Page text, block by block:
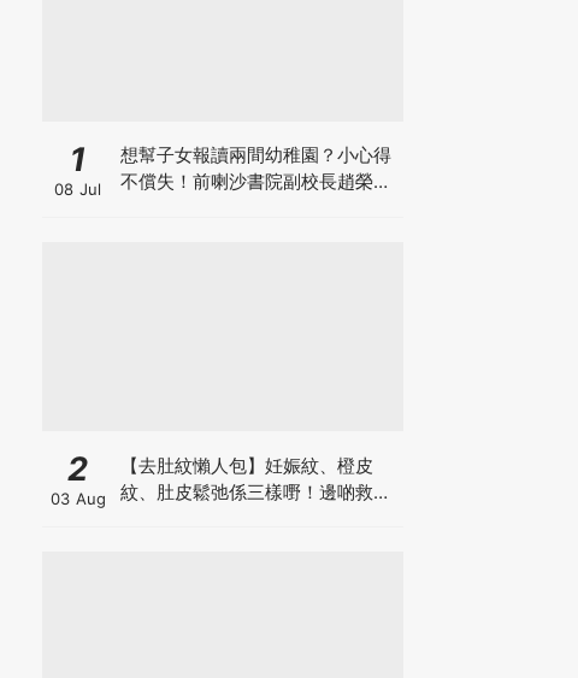
1
08 Jul
想幫子女報讀兩間幼稚園？小心得
不償失！前喇沙書院副校長趙榮
2
03 Aug
【去肚紋懶人包】妊娠紋、橙皮
紋、肚皮鬆弛係三樣嘢！邊啲救得